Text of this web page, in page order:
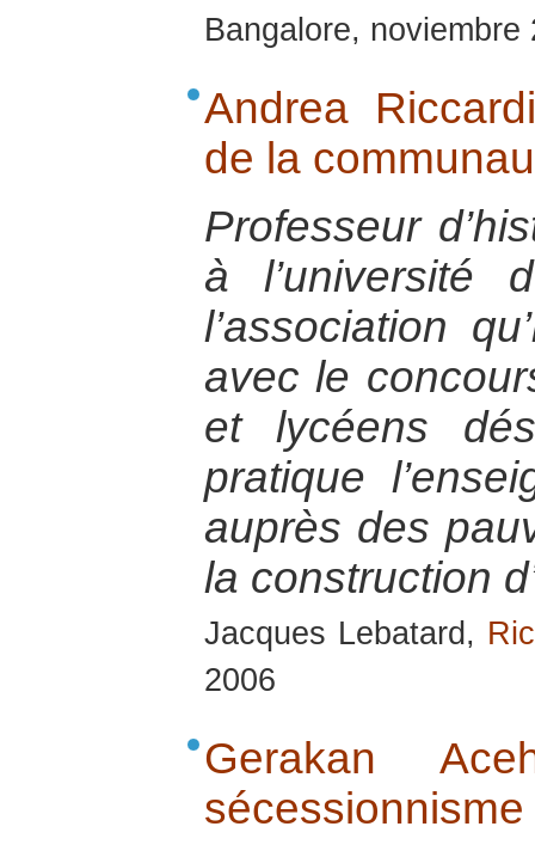
Bangalore, noviembre
Andrea
de la
Professeur
à l’université
l’association
avec le
et lycéens
pratique
auprès des
la construction
Jacques Lebatard,
2006
Gerakan